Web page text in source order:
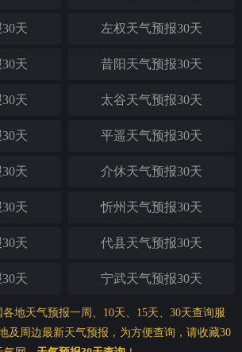
天 左权天气预报30天
天 昔阳天气预报30天
天 太谷天气预报30天
天 平遥天气预报30天
天 介休天气预报30天
天 忻州天气预报30天
天 代县天气预报30天
天 宁武天气预报30天
地天气预报一周、10天、15天、30天查询服
及周边最新天气预报，为方便查询，请收藏30